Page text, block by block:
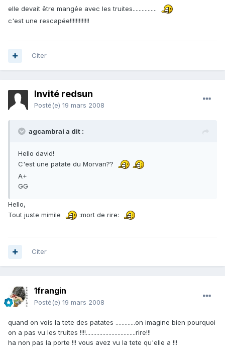
elle devait être mangée avec les truites................
c'est une rescapée!!!!!!!!!!!!!
Citer
Invité redsun
Posté(e) 19 mars 2008
agcambrai a dit :
Hello david!
C'est une patate du Morvan??
A+
GG
Hello,
Tout juste mimile
:mort de rire:
Citer
1frangin
Posté(e) 19 mars 2008
quand on vois la tete des patates .............on imagine bien pourquoi
on a pas vu les truites !!!!.................................rire!!!
ha non pas la porte !!! vous avez vu la tete qu'elle a !!!